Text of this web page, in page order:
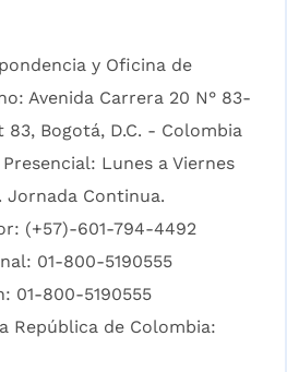
y Oficina de
Avenida Carrera 20 N° 83-
Bogotá, D.C. - Colombia
Lunes a Viernes
Jornada Continua.
(+57)-601-794-4492
01-800-5190555
01-800-5190555
República de Colombia: